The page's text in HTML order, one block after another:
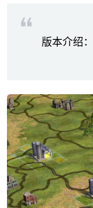
版本介绍